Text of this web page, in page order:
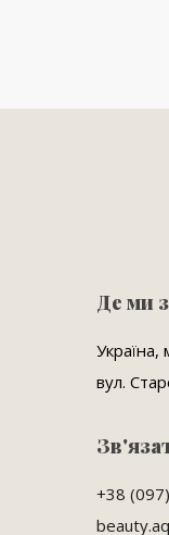
Де ми
Україна,
вул.
+38